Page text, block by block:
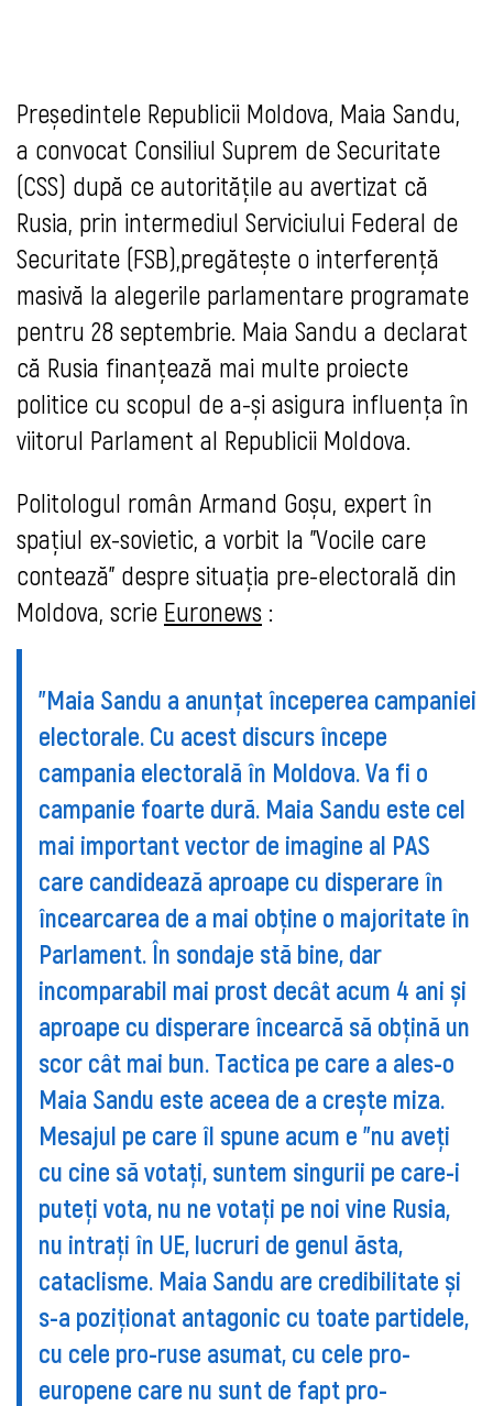
Președintele Republicii Moldova, Maia Sandu,
a convocat Consiliul Suprem de Securitate
(CSS) după ce autoritățile au avertizat că
Rusia, prin intermediul Serviciului Federal de
Securitate (FSB),pregătește o interferență
masivă la alegerile parlamentare programate
pentru 28 septembrie. Maia Sandu a declarat
că Rusia finanțează mai multe proiecte
politice cu scopul de a-și asigura influența în
viitorul Parlament al Republicii Moldova.
Politologul român Armand Goșu, expert în
spațiul ex-sovietic, a vorbit la "Vocile care
contează" despre situația pre-electorală din
Moldova, scrie Euronews :
"Maia Sandu a anunțat începerea campaniei
electorale. Cu acest discurs începe
campania electorală în Moldova. Va fi o
campanie foarte dură. Maia Sandu este cel
mai important vector de imagine al PAS
care candidează aproape cu disperare în
încearcarea de a mai obține o majoritate în
Parlament. În sondaje stă bine, dar
incomparabil mai prost decât acum 4 ani și
aproape cu disperare încearcă să obțină un
scor cât mai bun. Tactica pe care a ales-o
Maia Sandu este aceea de a crește miza.
Mesajul pe care îl spune acum e "nu aveţi
cu cine să votaţi, suntem singurii pe care-i
puteţi vota, nu ne votaţi pe noi vine Rusia,
nu intraţi în UE, lucruri de genul ăsta,
cataclisme. Maia Sandu are credibilitate și
s-a poziționat antagonic cu toate partidele,
cu cele pro-ruse asumat, cu cele pro-
europene care nu sunt de fapt pro-